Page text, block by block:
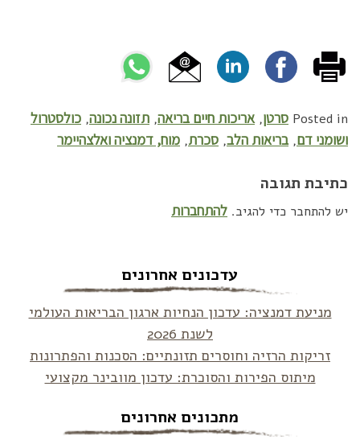
Posted in סרטן,אריכות חיים בריאה, תזונה נכונה, כולסטרול
ושומני דם,בריאות הלב, סכרת, מוח, דמנציה ואלצהיימר
כתיבת תגובה
יש להתחבר כדי להגיב. להתחברות
עדכונים אחרונים
מניעת דמנציה: עדכון הנחיות ארגון הבריאות העולמי
לשנת 2026
זריקות הרזיה וחוסרים תזונתיים: הסכנות והפתרונות
מיתוס הפירות והסוכרת: עדכון מוובינר מקצועי
מתכונים אחרונים